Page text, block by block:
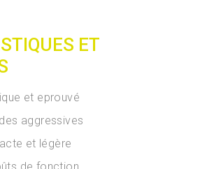
ET
et eprouvé
aggressives
et légère